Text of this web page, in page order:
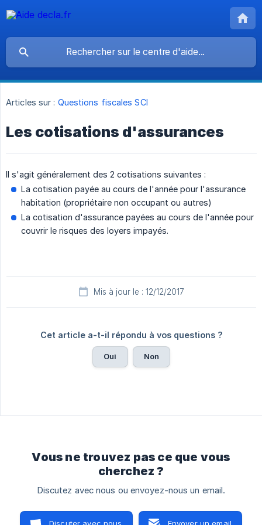
Articles sur : Questions fiscales SCI
Les cotisations d'assurances
Il s'agit généralement des 2 cotisations suivantes :
La cotisation payée au cours de l'année pour l'assurance
habitation (propriétaire non occupant ou autres)
La cotisation d'assurance payées au cours de l'année pour
couvrir le risques des loyers impayés.
Mis à jour le : 12/12/2017
Cet article a-t-il répondu à vos questions ?
Oui Non
Vous ne trouvez pas ce que vous
cherchez ?
Discutez avec nous ou envoyez-nous un email.